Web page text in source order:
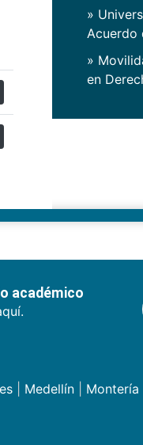
»
Acuerdo
»
en
académico
| Medellín| Montería